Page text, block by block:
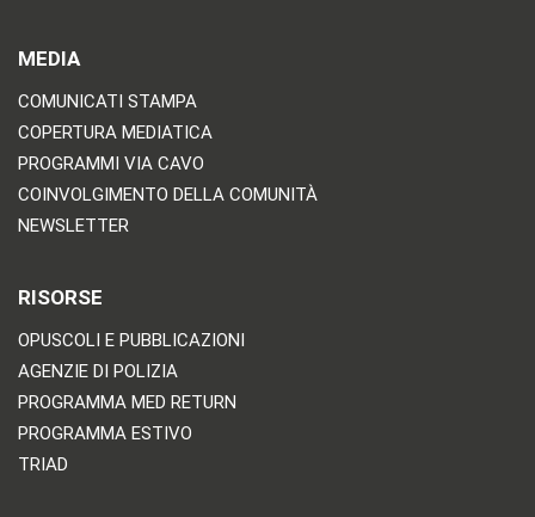
MEDIA
COMUNICATI STAMPA
COPERTURA MEDIATICA
PROGRAMMI VIA CAVO
COINVOLGIMENTO DELLA COMUNITÀ
NEWSLETTER
RISORSE
OPUSCOLI E PUBBLICAZIONI
AGENZIE DI POLIZIA
PROGRAMMA MED RETURN
PROGRAMMA ESTIVO
TRIAD